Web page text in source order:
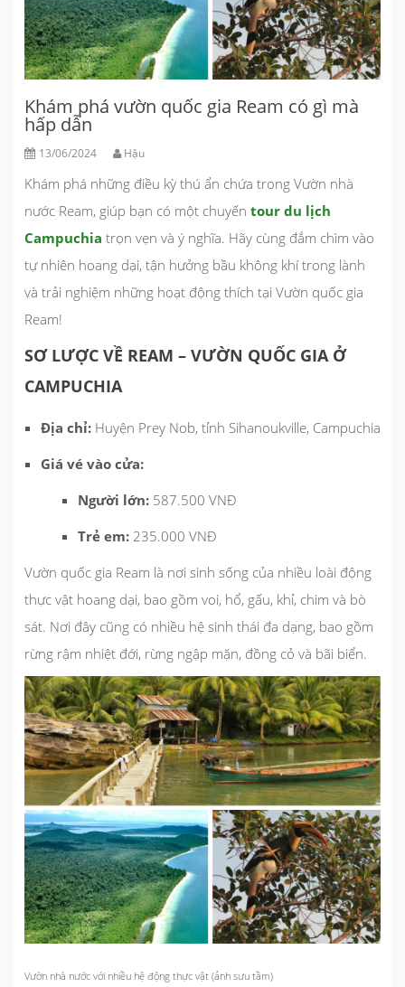
Khám phá vườn quốc gia Ream có gì mà
hấp dẫn
13/06/2024 Hậu
Khám phá những điều kỳ thú ẩn chứa trong Vườn nhà
nước Ream, giúp bạn có một chuyến tour du lịch
Campuchia trọn vẹn và ý nghĩa. Hãy cùng đắm chìm vào
tự nhiên hoang dại, tận hưởng bầu không khí trong lành
và trải nghiệm những hoạt động thích tại Vườn quốc gia
Ream!
SƠ LƯỢC VỀ REAM – VƯỜN QUỐC GIA Ở
CAMPUCHIA
Địa chỉ: Huyện Prey Nob, tỉnh Sihanoukville, Campuchia
Giá vé vào cửa:
Người lớn: 587.500 VNĐ
Trẻ em: 235.000 VNĐ
Vườn quốc gia Ream là nơi sinh sống của nhiều loài động
thực vật hoang dại, bao gồm voi, hổ, gấu, khỉ, chim và bò
sát. Nơi đây cũng có nhiều hệ sinh thái đa dạng, bao gồm
rừng rậm nhiệt đới, rừng ngập mặn, đồng cỏ và bãi biển.
Vườn nhà nước với nhiều hệ động thực vật (ảnh sưu tầm)